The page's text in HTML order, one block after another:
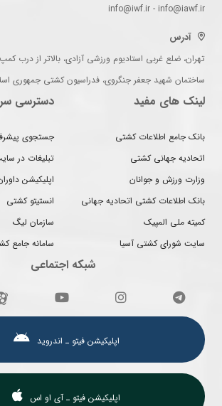
info@iwf.ir - info@iawf.ir
آدرس
تهران، ضلع غربی استادیوم ورزشی آزادی، بالاتر از درب
ساختمان شهید جعفر جنگروی، فدراسیون کشتی جمهوری
لینک های مفید
بانک جامع اطلاعات کشتی
اتحادیه جهانی کشتی
وزارت ورزش و جوانان
بانک اطلاعات کشتی اتحادیه جهانی
کمیته ملی المپیک
سایت شورای کشتی آسیا
دسترسی
جستجوی
تبلیغات در
اپلیکیشن
انستیتو کشتی
سازمان لیگ
سامانه جامع
شبکه اجتماعی
اپلیکیشن فیتو ـ اندروید
اپلیکیشن فیتو ـ آی او اس